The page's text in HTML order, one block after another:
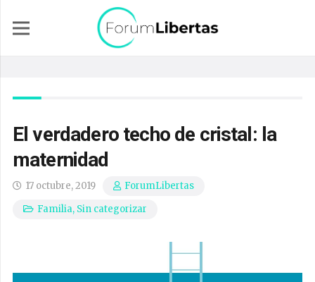
El verdadero techo de cristal: la
maternidad
17 octubre, 2019
ForumLibertas
Familia, Sin categorizar